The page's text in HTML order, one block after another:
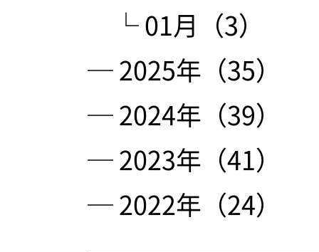
└ 01月（3）
─ 2025年（35）
─ 2024年（39）
─ 2023年（41）
─ 2022年（24）